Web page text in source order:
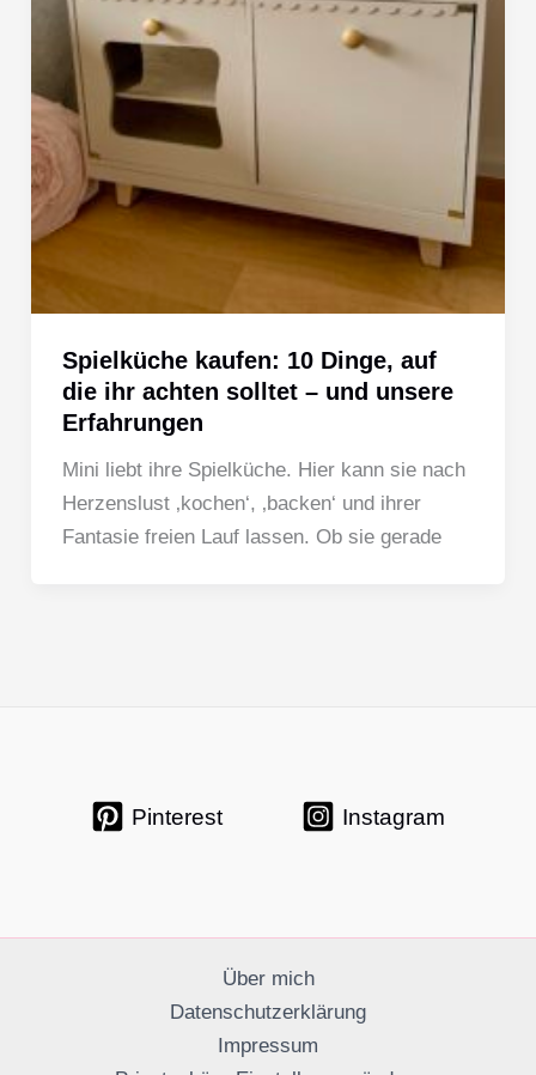
Spielküche kaufen: 10 Dinge, auf
die ihr achten solltet – und unsere
Erfahrungen
Mini liebt ihre Spielküche. Hier kann sie nach
Herzenslust ‚kochen‘, ‚backen‘ und ihrer
Fantasie freien Lauf lassen. Ob sie gerade
Pinterest Instagram
Über mich
Datenschutzerklärung
Impressum